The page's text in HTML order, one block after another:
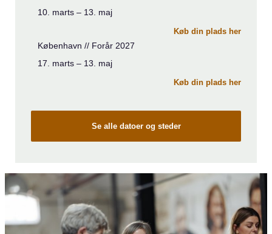
10. marts – 13. maj
Køb din plads her
København // Forår 2027
17. marts – 13. maj
Køb din plads her
Se alle datoer og steder